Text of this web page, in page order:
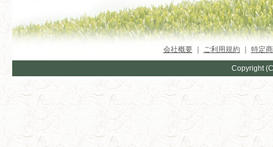
会社概要｜ ご利用規約｜ 特定
Copyright